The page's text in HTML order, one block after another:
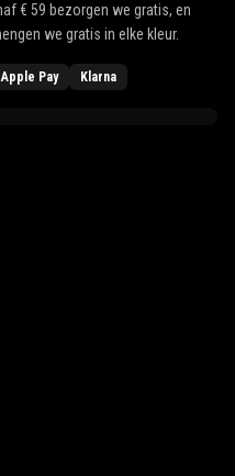
€ 59 bezorgen we gratis, en
we gratis in elke kleur.
Apple Pay Klarna